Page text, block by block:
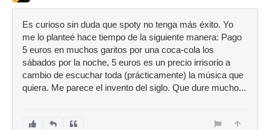
Es curioso sin duda que spoty no tenga más éxito. Yo
me lo planteé hace tiempo de la siguiente manera: Pago
5 euros en muchos garitos por una coca-cola los
sábados por la noche, 5 euros es un precio irrisorio a
cambio de escuchar toda (prácticamente) la música que
quiera. Me parece el invento del siglo. Que dure mucho...